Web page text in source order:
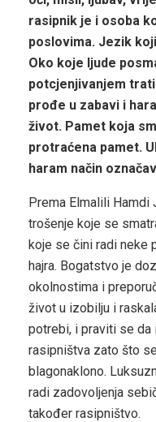
rasipnik je i osoba
poslovima. Jezik
Oko koje ljude
potcjenjivanjem
prođe u zabavi i
život. Pamet koja
protraćena pamet.
haram način
Prema Elmalili Hamdi
trošenje koje se
koje se čini radi neke
hajra. Bogatstvo je
okolnostima i
život u izobilju i
potrebi, i praviti se da
rasipništva zato što
blagonaklono.
radi zadovoljenja
također rasipništvo.